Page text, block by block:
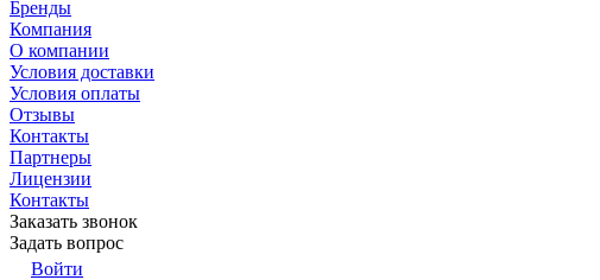
Бренды
Компания
О компании
Условия доставки
Условия оплаты
Отзывы
Контакты
Партнеры
Лицензии
Контакты
Заказать звонок
Задать вопрос
Войти